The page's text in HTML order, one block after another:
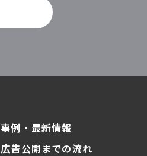
事例・最新情報
広告公開までの流れ